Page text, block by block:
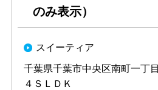
のみ表示）
スイーティア
千葉県千葉市中央区南町一丁目
４ＳＬＤＫ